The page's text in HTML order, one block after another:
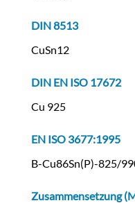
DIN 8513
CuSn12
DIN EN ISO 17672
Cu 925
EN ISO 3677:1995
B-Cu86Sn(P)-825/
Zusammensetzung